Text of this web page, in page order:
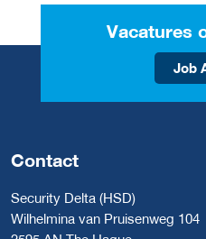
Vacatures
Job
Contact
Security Delta (HSD)
Wilhelmina van Pruisenweg 104